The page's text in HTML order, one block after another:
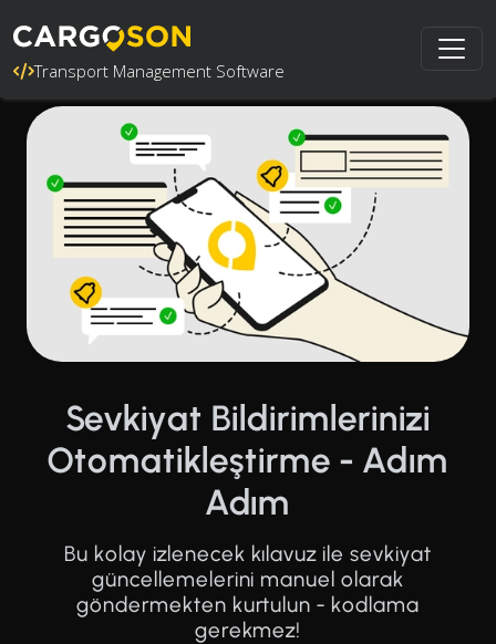
Transport Management Software
Sevkiyat Bildirimlerinizi
Otomatikleştirme - Adım
Adım
Bu kolay izlenecek kılavuz ile sevkiyat
güncellemelerini manuel olarak
göndermekten kurtulun - kodlama
gerekmez!